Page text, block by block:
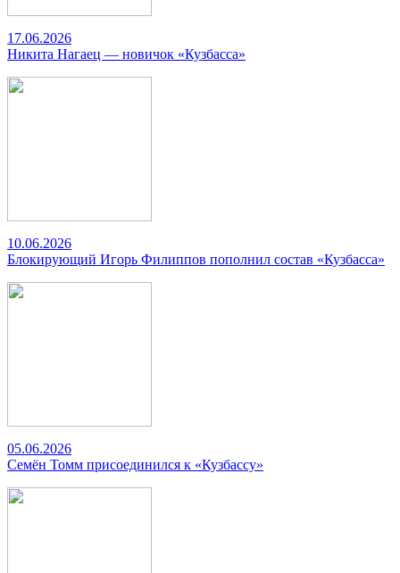
17.06.2026
Никита Нагаец — новичок «Кузбасса»
10.06.2026
Блокирующий Игорь Филиппов пополнил состав «Кузбасса»
05.06.2026
Семён Томм присоединился к «Кузбассу»